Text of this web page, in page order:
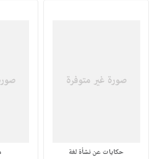
حكايات عن نشأة لغة